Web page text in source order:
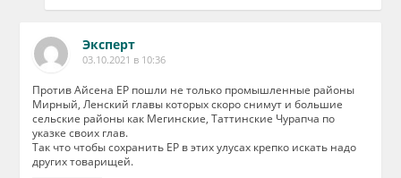
Эксперт
03.10.2021 в 10:36
Против Айсена ЕР пошли не только промышленные районы
Мирный, Ленский главы которых скоро снимут и большие
сельские районы как Мегинские, Таттинские Чурапча по
указке своих глав.
Так что чтобы сохранить ЕР в этих улусах крепко искать надо
других товарищей.